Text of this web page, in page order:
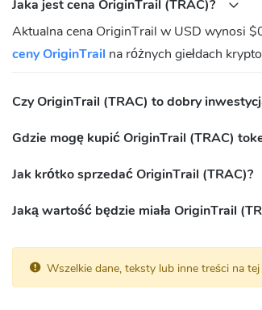
Ethereum:
XDai Chain:
Jaka jest cena OriginTrail (TRAC)?
Aktualna cena OriginTrail w USD wynosi
ceny OriginTrail na różnych giełdach
Czy OriginTrail (TRAC) to dobry
Gdzie mogę kupić OriginTrail (TRAC)
Jak krótko sprzedać OriginTrail (TRAC)?
Jaką wartość będzie miała OriginTrail
Wszelkie dane, teksty lub inne treści na